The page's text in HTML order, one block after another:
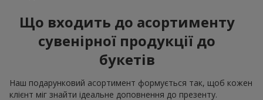
Що входить до асортименту
сувенірної продукції до
букетів
Наш подарунковий асортимент формується так, щоб кожен
клієнт міг знайти ідеальне доповнення до презенту.